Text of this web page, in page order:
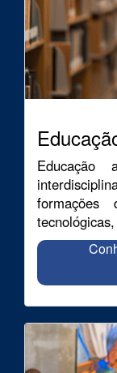
Educação
formações